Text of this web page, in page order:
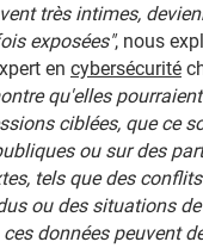
très intimes,
exposées", nous
en cybersécurité
qu'elles
ciblées, que ce
ou sur des
tels que des
ou des situations
données peuvent